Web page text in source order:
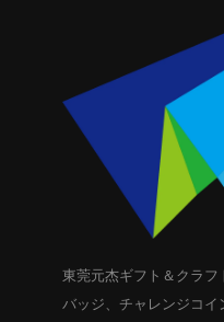
東莞元杰ギフト＆クラ
バッジ、チャレンジコ